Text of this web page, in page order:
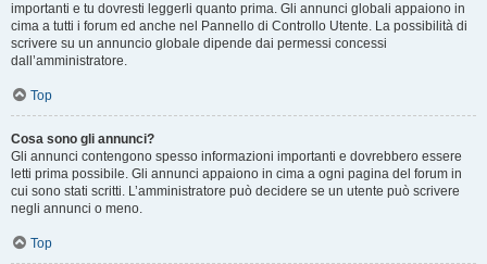
importanti e tu dovresti leggerli quanto prima. Gli annunci globali appaiono in
cima a tutti i forum ed anche nel Pannello di Controllo Utente. La possibilità di
scrivere su un annuncio globale dipende dai permessi concessi
dall’amministratore.
Top
Cosa sono gli annunci?
Gli annunci contengono spesso informazioni importanti e dovrebbero essere
letti prima possibile. Gli annunci appaiono in cima a ogni pagina del forum in
cui sono stati scritti. L’amministratore può decidere se un utente può scrivere
negli annunci o meno.
Top